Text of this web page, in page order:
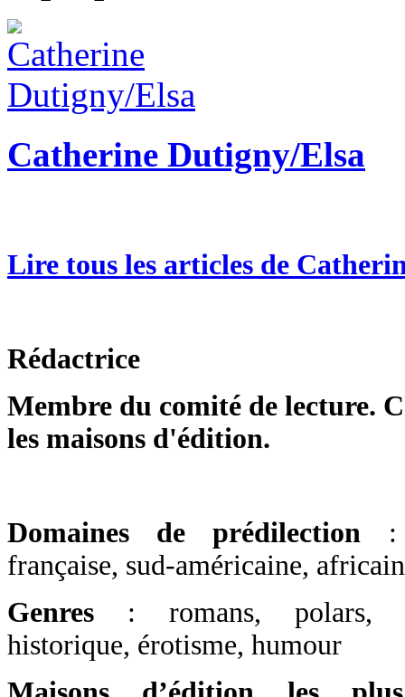
Catherine Dutigny/Elsa
Lire tous les articles de
Rédactrice
Membre du comité de lecture.
les maisons d'édition.
Domaines de prédilection :
française, sud-américaine,
Genres : romans, polars,
historique, érotisme, humour